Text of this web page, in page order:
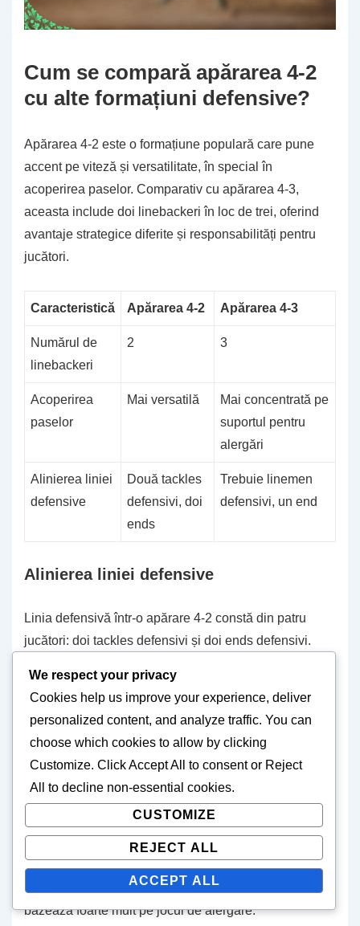
Cum se compară apărarea 4-2
cu alte formațiuni defensive?
Apărarea 4-2 este o formațiune populară care pune
accent pe viteză și versatilitate, în special în
acoperirea paselor. Comparativ cu apărarea 4-3,
aceasta include doi linebackeri în loc de trei, oferind
avantaje strategice diferite și responsabilități pentru
jucători.
Caracteristică Apărarea 4-2 Apărarea 4-3
Numărul de
linebackeri
2 3
Acoperirea
paselor
Mai versatilă
Mai concentrată pe
suportul pentru
alergări
Alinierea liniei
defensive
Două tackles
defensivi, doi
ends
Trebuie linemen
defensivi, un end
Alinierea liniei defensive
Linia defensivă într-o apărare 4-2 constă din patru
jucători: doi tackles defensivi și doi ends defensivi.
atât a alergărilor, cât și a paselor, deoarece tackles pot
bloca căile de alergare, în timp ce ends aplică
presiune asupra quarterback-ului.
Spre deosebire de formațiunea 4-3, unde linia
alinierea 4-2 se concentrează pe menținerea unui
echilibru între oprirea alergărilor și oferirea de suport
pentru presarea paselor. Această configurație poate fi
deosebit de eficientă împotriva echipelor care se
bazează foarte mult pe jocul de alergare.
We respect your privacy
Cookies help us improve your experience, deliver
personalized content, and analyze traffic. You can
choose which cookies to allow by clicking
Customize. ClickAccept All to consent or Reject
All
to decline non-essential cookies.
CUSTOMIZE
REJECT ALL
ACCEPT ALL